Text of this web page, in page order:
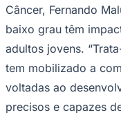
Mirassol
Câncer, Fernando
baixo grau têm
adultos jovens.
tem mobilizado a
voltadas ao
precisos e capazes